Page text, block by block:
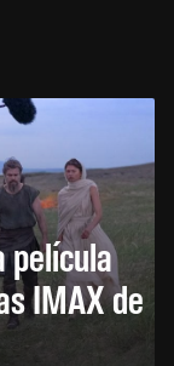
película
IMAX de